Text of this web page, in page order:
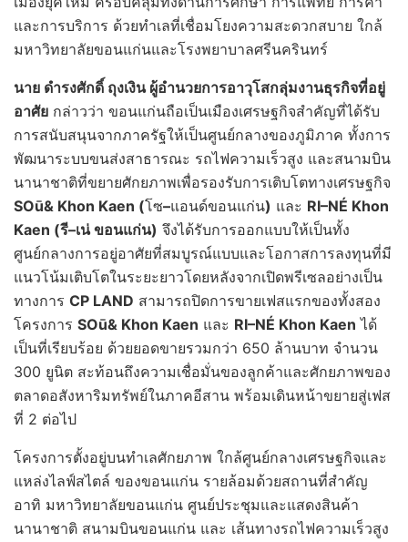
และการบริการ ด้วยทำเลที่เชื่อมโยงความสะดวกสบาย ใกล้
มหาวิทยาลัยขอนแก่นและโรงพยาบาลศรีนครินทร์
นาย ดำรงศักดิ์ ถุงเงิน ผู้อำนวยการอาวุโสกลุ่มงานธุรกิจที่อยู่
อาศัย กล่าวว่า ขอนแก่นถือเป็นเมืองเศรษฐกิจสำคัญที่ได้รับ
การสนับสนุนจากภาครัฐให้เป็นศูนย์กลางของภูมิภาค ทั้งการ
พัฒนาระบบขนส่งสาธารณะ รถไฟความเร็วสูง และสนามบิน
นานาชาติที่ขยายศักยภาพเพื่อรองรับการเติบโตทางเศรษฐกิจ
SOū& Khon Kaen (โซ–แอนด์ขอนแก่น) และ RI–NÉ Khon
Kaen (รี–เน่ ขอนแก่น) จึงได้รับการออกแบบให้เป็นทั้ง
ศูนย์กลางการอยู่อาศัยที่สมบูรณ์แบบและโอกาสการลงทุนที่มี
แนวโน้มเติบโตในระยะยาวโดยหลังจากเปิดพรีเซลอย่างเป็น
ทางการ CP LAND สามารถปิดการขายเฟสแรกของทั้งสอง
โครงการ SOū& Khon Kaen และ RI–NÉ Khon Kaen ได้
เป็นที่เรียบร้อย ด้วยยอดขายรวมกว่า 650 ล้านบาท จำนวน
300 ยูนิต สะท้อนถึงความเชื่อมั่นของลูกค้าและศักยภาพของ
ตลาดอสังหาริมทรัพย์ในภาคอีสาน พร้อมเดินหน้าขยายสู่เฟส
ที่ 2 ต่อไป
โครงการตั้งอยู่บนทำเลศักยภาพ ใกล้ศูนย์กลางเศรษฐกิจและ
แหล่งไลฟ์สไตล์ ของขอนแก่น รายล้อมด้วยสถานที่สำคัญ
อาทิ มหาวิทยาลัยขอนแก่น ศูนย์ประชุมและแสดงสินค้า
นานาชาติ สนามบินขอนแก่น และ เส้นทางรถไฟความเร็วสูง